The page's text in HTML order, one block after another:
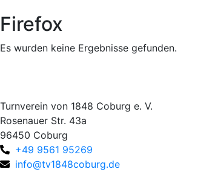
Firefox
Es wurden keine Ergebnisse gefunden.
Turnverein von 1848 Coburg e. V.
Rosenauer Str. 43a
96450 Coburg
+49 9561 95269
info@tv1848coburg.de